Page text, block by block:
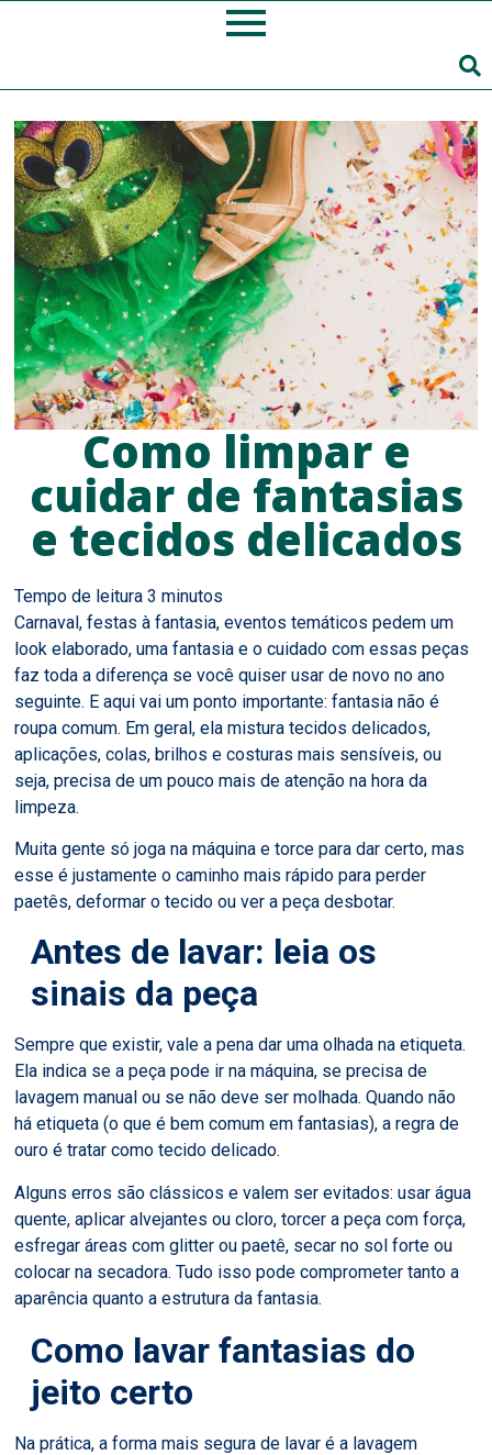
Como limpar e
cuidar de fantasias
e tecidos delicados
Carnaval, festas à fantasia, eventos temáticos pedem um
look elaborado, uma fantasia e o cuidado com essas peças
faz toda a diferença se você quiser usar de novo no ano
seguinte. E aqui vai um ponto importante: fantasia não é
roupa comum. Em geral, ela mistura tecidos delicados,
aplicações, colas, brilhos e costuras mais sensíveis, ou
seja, precisa de um pouco mais de atenção na hora da
limpeza.
Muita gente só joga na máquina e torce para dar certo, mas
esse é justamente o caminho mais rápido para perder
paetês, deformar o tecido ou ver a peça desbotar.
Antes de lavar: leia os
sinais da peça
Sempre que existir, vale a pena dar uma olhada na etiqueta.
Ela indica se a peça pode ir na máquina, se precisa de
lavagem manual ou se não deve ser molhada. Quando não
há etiqueta (o que é bem comum em fantasias), a regra de
ouro é tratar como tecido delicado.
Alguns erros são clássicos e valem ser evitados: usar água
quente, aplicar alvejantes ou cloro, torcer a peça com força,
esfregar áreas com glitter ou paetê, secar no sol forte ou
colocar na secadora. Tudo isso pode comprometer tanto a
aparência quanto a estrutura da fantasia.
Como lavar fantasias do
jeito certo
Na prática, a forma mais segura de lavar é a lavagem